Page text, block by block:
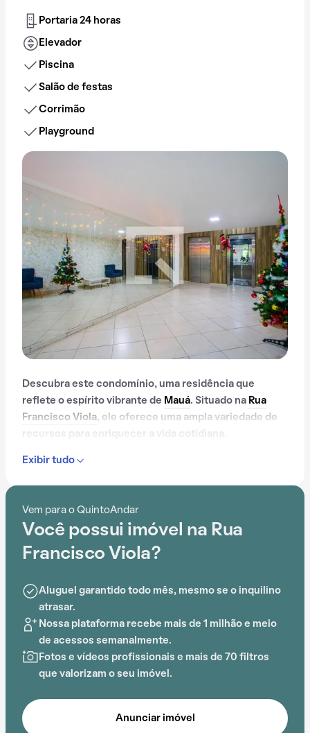
Portaria 24 horas
Elevador
Piscina
Salão de festas
Corrimão
Playground
Descubra este condomínio, uma residência que
reflete o espírito vibrante de Mauá. Situado na Rua
Francisco Viola, ele oferece uma ampla variedade de
festas e playground, este condomínio é ideal para
A proximidade com Elite Rede de Ensino - Mauá
adiciona praticidade a essa experiência.
Exibir tudo
Vem para o QuintoAndar
Você possui imóvel na Rua
Francisco Viola?
Aluguel garantido todo mês, mesmo se o inquilino
atrasar.
Nossa plataforma recebe mais de 1 milhão e meio
de acessos semanalmente.
Fotos e vídeos profissionais e mais de 70 filtros
que valorizam o seu imóvel.
Anunciar imóvel